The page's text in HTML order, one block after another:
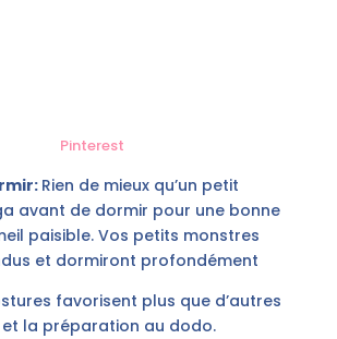
Pinterest
Rien de mieux qu’un petit
avant de dormir pour une bonne
paisible. Vos petits monstres
et dormiront profondément
favorisent plus que d’autres
la préparation au dodo.